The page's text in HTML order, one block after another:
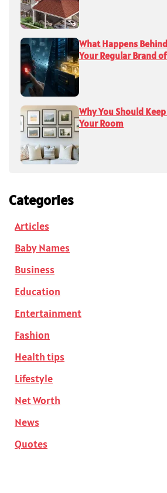
What Happens
Your Regular Brand
Why You Should
Your Room
Categories
Articles
Baby Names
Business
Education
Entertainment
Fashion
Health tips
Lifestyle
Net Worth
News
Quotes